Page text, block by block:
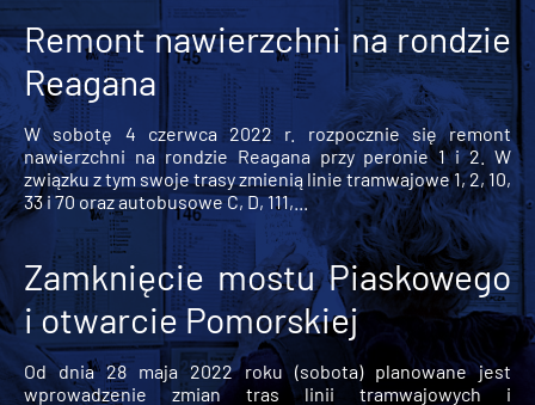
Remont nawierzchni na rondzie
Reagana
W sobotę 4 czerwca 2022 r. rozpocznie się remont
nawierzchni na rondzie Reagana przy peronie 1 i 2. W
związku z tym swoje trasy zmienią linie tramwajowe 1, 2, 10,
33 i 70 oraz autobusowe C, D, 111,...
Zamknięcie mostu Piaskowego
i otwarcie Pomorskiej
Od dnia 28 maja 2022 roku (sobota) planowane jest
wprowadzenie zmian tras linii tramwajowych i